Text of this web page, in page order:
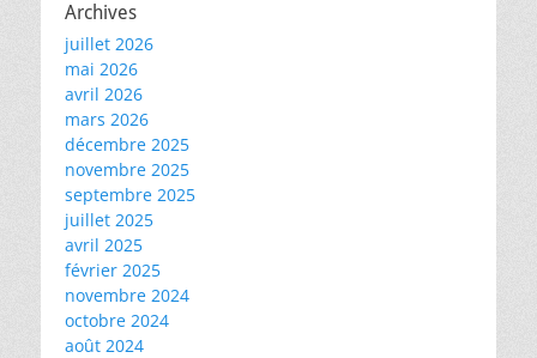
Archives
juillet 2026
mai 2026
avril 2026
mars 2026
décembre 2025
novembre 2025
septembre 2025
juillet 2025
avril 2025
février 2025
novembre 2024
octobre 2024
août 2024